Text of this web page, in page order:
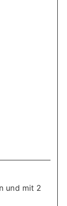
und mit 2